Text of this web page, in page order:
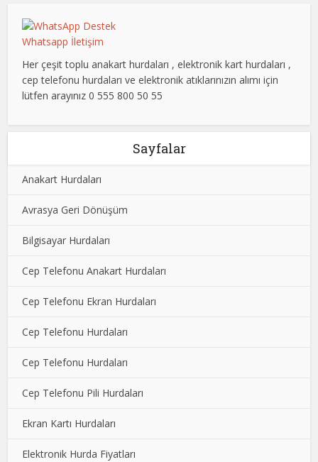
Whatsapp İletişim
Her çeşit toplu anakart hurdaları , elektronik kart hurdaları ,
cep telefonu hurdaları ve elektronik atıklarınızın alımı için
lütfen arayınız 0 555 800 50 55
Sayfalar
Anakart Hurdaları
Avrasya Geri Dönüşüm
Bilgisayar Hurdaları
Cep Telefonu Anakart Hurdaları
Cep Telefonu Ekran Hurdaları
Cep Telefonu Hurdaları
Cep Telefonu Hurdaları
Cep Telefonu Pili Hurdaları
Ekran Kartı Hurdaları
Elektronik Hurda Fiyatları